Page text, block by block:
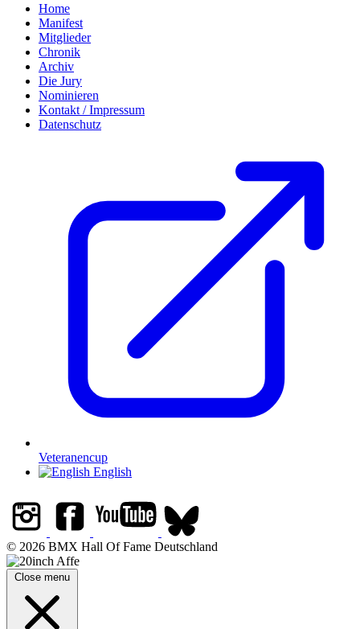
Home
Manifest
Mitglieder
Chronik
Archiv
Die Jury
Nominieren
Kontakt / Impressum
Datenschutz
Veteranencup
English
© 2026 BMX Hall Of Fame Deutschland
Close menu